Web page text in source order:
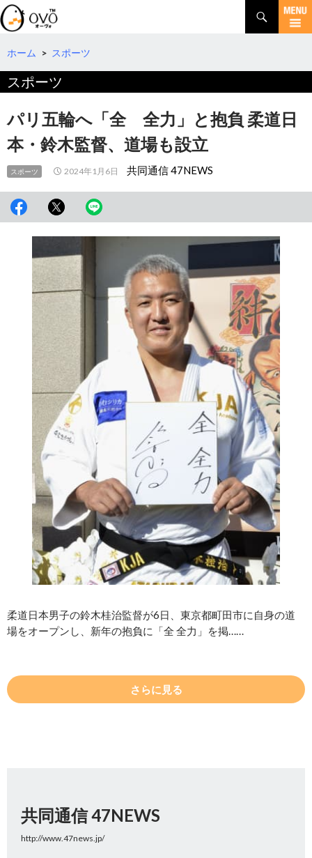
検
索
コ
テ
へ
動
ホーム > スポーツ
スポーツ
パリ五輪へ「全 全力」と抱負 柔道日
本・鈴木監督、道場も設立
スポーツ 2024年1月6日 共同通信 47NEWS
柔道日本男子の鈴木桂治監督が6日、東京都町田市に自身の道
場をオープンし、新年の抱負に「全 全力」を掲……
さらに見る
共同通信 47NEWS
http://www.47news.jp/